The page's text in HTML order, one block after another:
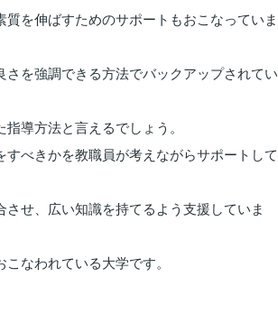
を伸ばすためのサポートもおこなっていま
を強調できる方法でバックアップされてい
導方法と言えるでしょう。
べきかを教職員が考えながらサポートして
せ、広い知識を持てるよう支援していま
なわれている大学です。